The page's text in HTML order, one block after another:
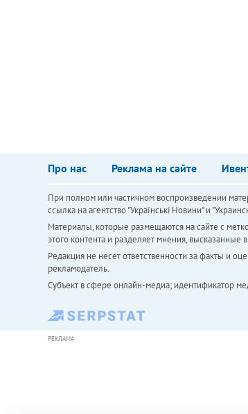
Про нас Реклама на сайте
При полном или частичном воспроизведении
ссылка на агентство "Українськi Новини" и
Материалы, которые размещаются на сайте с
этого контента и разделяет мнения, высказанные
Редакция не несет ответственности за факты и
рекламодатель.
Субъект в сфере онлайн-медиа; идентификатор
РЕКЛАМА